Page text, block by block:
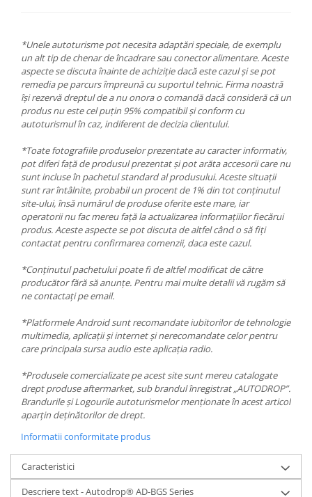
*Unele autoturisme pot necesita adaptări speciale, de exemplu
un alt tip de chenar de încadrare sau conector alimentare. Aceste
aspecte se discuta înainte de achiziție dacă este cazul și se pot
remedia pe parcurs împreună cu suportul tehnic. Firma noastră
își rezervă dreptul de a nu onora o comandă dacă consideră că un
produs nu este cel puțin 95% compatibil și conform cu
autoturismul în caz, indiferent de decizia clientului.
*Toate fotografiile produselor prezentate au caracter informativ,
pot diferi față de produsul prezentat și pot arăta accesorii care nu
sunt incluse în pachetul standard al produsului. Aceste situații
sunt rar întâlnite, probabil un procent de 1% din tot conținutul
site-ului, însă numărul de produse oferite este mare, iar
operatorii nu fac mereu față la actualizarea informațiilor fiecărui
produs. Aceste aspecte se pot discuta de altfel când o să fiți
contactat pentru confirmarea comenzii, daca este cazul.
*Conținutul pachetului poate fi de altfel modificat de către
producător fără să anunțe. Pentru mai multe detalii vă rugăm să
ne contactați pe email.
*Platformele Android sunt recomandate iubitorilor de tehnologie
multimedia, aplicații și internet și nerecomandate celor pentru
care principala sursa audio este aplicația radio.
*Produsele comercializate pe acest site sunt mereu catalogate
drept produse aftermarket, sub brandul înregistrat „AUTODROP”.
Brandurile și Logourile autoturismelor menționate în acest articol
aparțin deținătorilor de drept.
Informatii conformitate produs
Caracteristici
Descriere text - Autodrop® AD-BGS Series